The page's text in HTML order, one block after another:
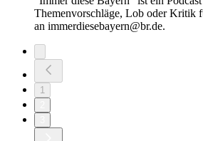
Themenvorschläge, Lob oder Kritik
an immerdiesebayern@br.de.
1